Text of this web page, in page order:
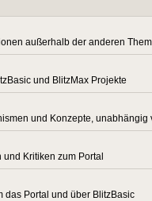
außerhalb der anderen
und BlitzMax Projekte
und Konzepte, unabhängig
Kritiken zum Portal
das Portal und über BlitzBasic